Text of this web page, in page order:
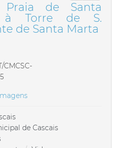
de Santa
à Torre de S.
de Santa Marta
CMCSC-
de Cascais